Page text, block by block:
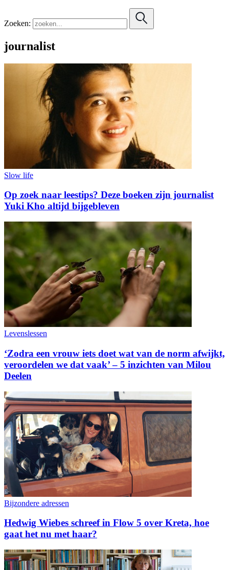
Zoeken:
journalist
Slow life
Op zoek naar leestips? Deze boeken zijn journalist
Yuki Kho altijd bijgebleven
Levenslessen
‘Zodra een vrouw iets doet wat van de norm afwijkt,
veroordelen we dat vaak’ – 5 inzichten van Milou
Deelen
Bijzondere adressen
Hedwig Wiebes schreef in Flow 5 over Kreta, hoe
gaat het nu met haar?